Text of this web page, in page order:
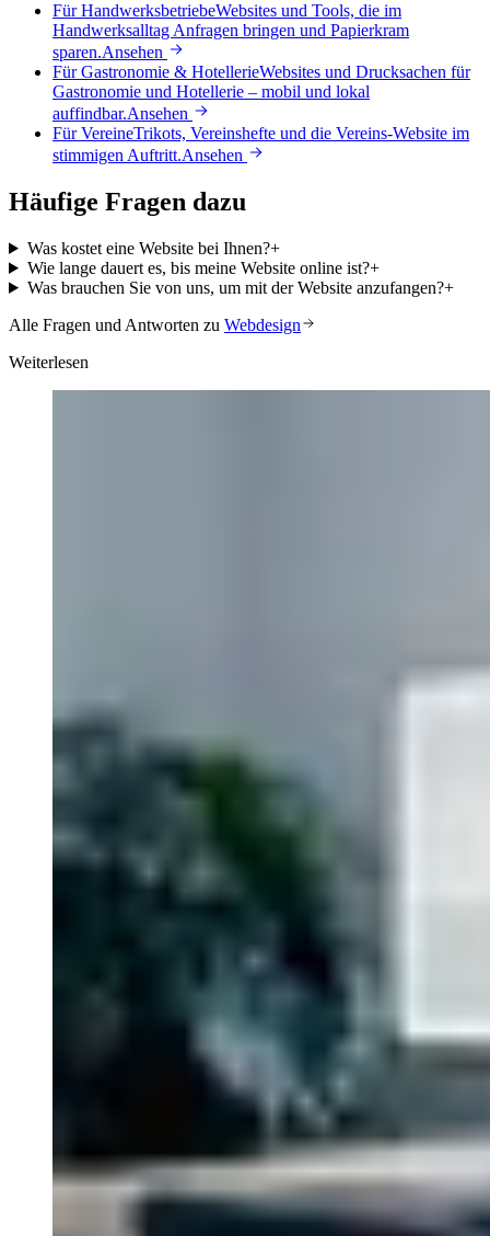
Für HandwerksbetriebeWebsites und Tools, die im
Handwerksalltag Anfragen bringen und Papierkram
sparen.Ansehen
Für Gastronomie & HotellerieWebsites und Drucksachen für
Gastronomie und Hotellerie – mobil und lokal
auffindbar.Ansehen
Für VereineTrikots, Vereinshefte und die Vereins-Website im
stimmigen Auftritt.Ansehen
Häufige Fragen dazu
Was kostet eine Website bei Ihnen?+
Wie lange dauert es, bis meine Website online ist?+
Was brauchen Sie von uns, um mit der Website anzufangen?+
Alle Fragen und Antworten zu Webdesign
Weiterlesen